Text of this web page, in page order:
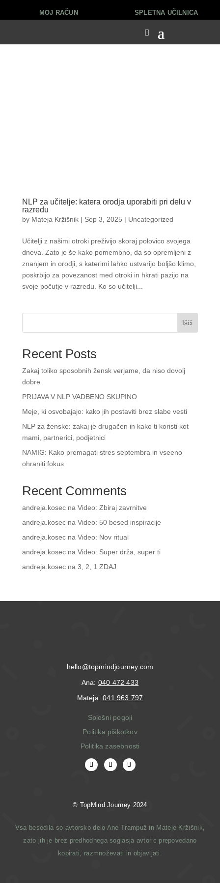
MOJ RAČUN SPLETNA UČILNICA
NLP za učitelje: katera orodja uporabiti pri delu v
razredu
by Mateja Kržišnik| Sep 3, 2025 | Uncategorized
Učitelji z našimi otroki preživijo skoraj polovico svojega
dneva. Zato je še kako pomembno, da so opremljeni z
znanjem in orodji, s katerimi lahko ustvarijo boljšo klimo,
poskrbijo za povezanost med otroki in hkrati pazijo na
svoje počutje v razredu. Ko so učitelji...
Išči
Recent Posts
Zakaj toliko sposobnih žensk verjame, da niso dovolj
dobre
PRIJAVA V NLP VADBENO SKUPINO
Meje, ki osvobajajo: kako jih postaviti brez slabe vesti
NLP za ženske: zakaj je drugačen in kako ti koristi kot
mami, partnerici, podjetnici
NAMIG: Kako premagati stres septembra in vseeno
ohraniti fokus
Recent Comments
andreja.kosecna Video: Zbiraj zavrnitve
andreja.kosecna Video: 50 besed inspiracije
andreja.kosecna Video: Nov ritual
andreja.kosecna Video: Super drža, super ti
andreja.kosecna 3, 2, 1 ZDAJ
hello@topmindjourney.com
Ana: 040 472 433
Mateja:041 963 797
Splošni pogoji
Politika piškotkov
Politika zasebnosti
© TopMind Journey 2024
Vsa besedila so avtorsko delo Ane Trampuž in Mateje Kržišnik,
zato jih je brez predhodnega soglasja avtoric prepovedano
kopirati, razmnoževati in objavljati.